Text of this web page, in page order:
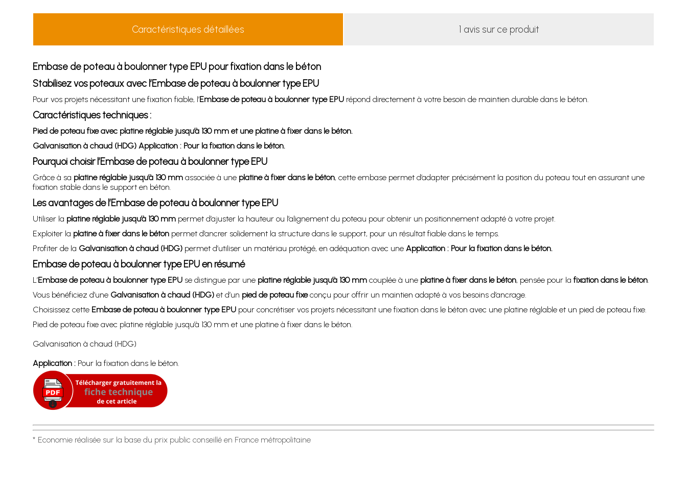
Caractéristiques détaillées 1 avis sur ce produit
Embase de poteau à boulonner type EPU pour fixation dans le béton
Stabilisez vos poteaux avec l’Embase de poteau à boulonner type EPU
Pour vos projets nécessitant une fixation fiable, l’Embase de poteau à boulonner type EPUrépond directement à votre besoin de maintien durable dans le béton.
Caractéristiques techniques :
Pied de poteau fixe avec platine réglable jusqu’à 130 mm et une platine à fixer dans le béton.
Galvanisation à chaud (HDG) Application : Pour la fixation dans le béton.
Pourquoi choisir l’Embase de poteau à boulonner type EPU
Grâce à sa platine réglable jusqu’à 130 mmassociée à une platine à fixer dans le béton, cette embase permet d’adapter précisément la position du poteau tout en assurant une
fixation stable dans le support en béton.
Les avantages de l’Embase de poteau à boulonner type EPU
Utiliser la platine réglable jusqu’à 130 mmpermet d’ajuster la hauteur ou l’alignement du poteau pour obtenir un positionnement adapté à votre projet.
Exploiter la platine à fixer dans le bétonpermet d’ancrer solidement la structure dans le support, pour un résultat fiable dans le temps.
Profiter de la Galvanisation à chaud (HDG)permet d’utiliser un matériau protégé, en adéquation avec une Application : Pour la fixation dans le béton.
Embase de poteau à boulonner type EPU en résumé
L’Embase de poteau à boulonner type EPUse distingue par une platine réglable jusqu’à 130 mmcouplée à une platine à fixer dans le béton, pensée pour la fixation dans le béton.
Vous bénéficiez d’une Galvanisation à chaud (HDG)et d’un pied de poteau fixeconçu pour offrir un maintien adapté à vos besoins d’ancrage.
Choisissez cette Embase de poteau à boulonner type EPUpour concrétiser vos projets nécessitant une fixation dans le béton avec une platine réglable et un pied de poteau fixe.
Pied de poteau fixe avec platine réglable jusqu’à 130 mm et une platine à fixer dans le béton.
Galvanisation à chaud (HDG)
Application :Pour la fixation dans le béton.
* Economie réalisée sur la base du prix public conseillé en France métropolitaine